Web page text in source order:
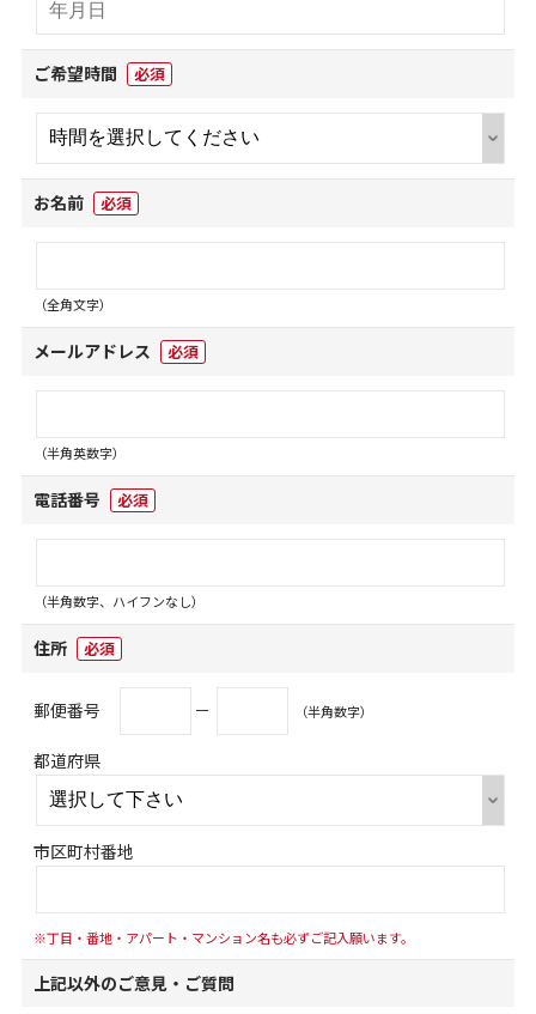
ご希望時間 必須
お名前 必須
（全角文字）
メールアドレス 必須
（半角英数字）
電話番号 必須
（半角数字、ハイフンなし）
住所 必須
郵便番号 － （半角数字）
都道府県
市区町村番地
※丁目・番地・アパート・マンション名も必ずご記入願います。
上記以外のご意見・ご質問